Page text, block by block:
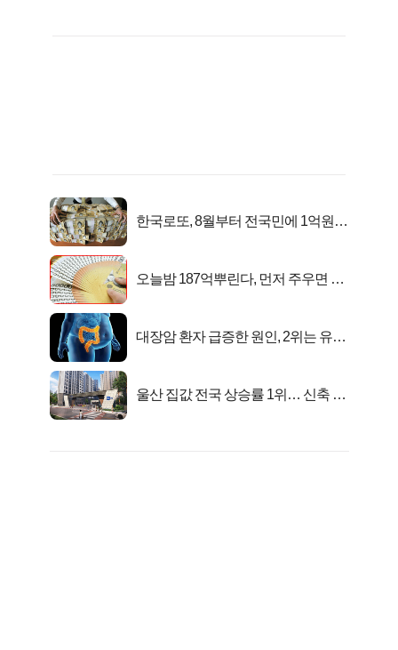
한국로또, 8월부터 전국민에 1억원씩
오늘밤 187억뿌린다, 먼저 주우면 최
대장암 환자 급증한 원인, 2위는 유산
울산 집값 전국 상승률 1위… 신축 지